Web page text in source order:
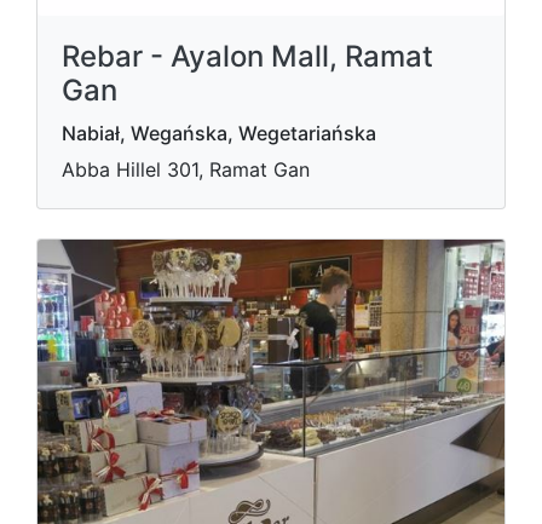
Rebar - Ayalon Mall, Ramat
Gan
Nabiał, Wegańska, Wegetariańska
Abba Hillel 301, Ramat Gan